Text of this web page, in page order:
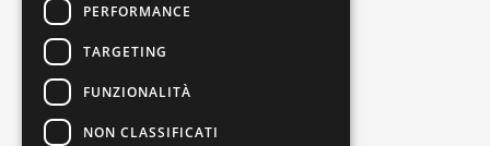
Lunedì
16:00-19:30
Martedì
09:30-13:00 | 16:00-19:30
Giovedì
09:30-13:00 | 16:00-19:30
Venerdì
09:30-13:00 | 16:00-19:30
PERFORMANCE
TARGETING
FUNZIONALITÀ
NON CLASSIFICATI